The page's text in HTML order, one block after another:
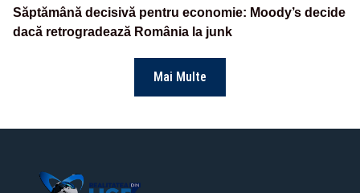
Săptămână decisivă pentru economie: Moody’s decide
dacă retrogradează România la junk
Mai Multe